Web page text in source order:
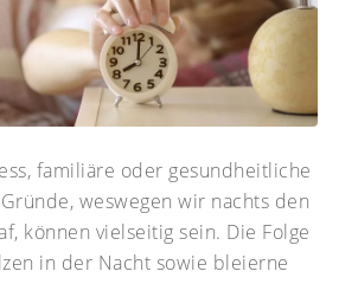
familiäre oder gesundheitliche
weswegen wir nachts den
können vielseitig sein. Die Folge
in der Nacht sowie bleierne